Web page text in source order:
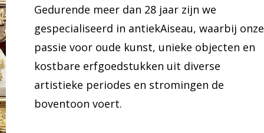
Gedurende meer dan 28 jaar zijn we
gespecialiseerd in antiekAiseau, waarbij onze
passie voor oude kunst, unieke objecten en
kostbare erfgoedstukken uit diverse
artistieke periodes en stromingen de
boventoon voert.